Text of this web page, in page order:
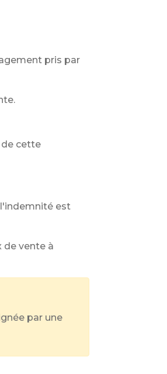
pris par
de cette
est
de vente à
par une